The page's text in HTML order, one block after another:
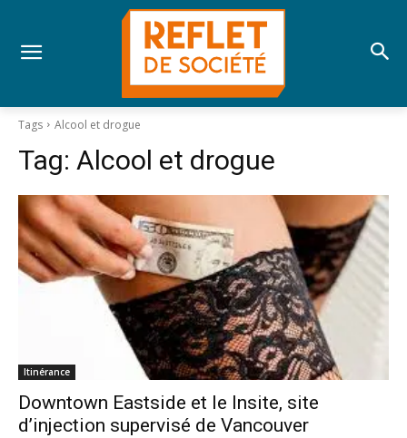
Tags Alcool et drogue
Tag: Alcool et drogue
Itinérance
Downtown Eastside et le Insite, site
d’injection supervisé de Vancouver